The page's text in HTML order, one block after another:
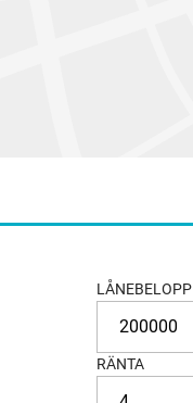
LÅNEBELOPP
RÄNTA